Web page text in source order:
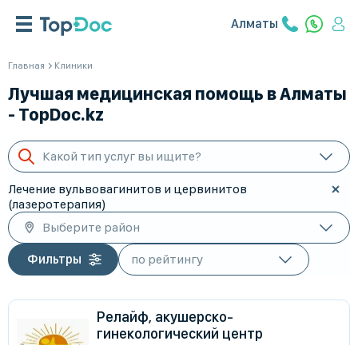
Алматы
Главная Клиники
Лучшая медицинская помощь в Алматы
- TopDoc.kz
Какой тип услуг вы ищите?
Лечение вульвовагинитов и цервинитов
(лазеротерапия)
Выберите район
Фильтры
Релайф, акушерско-
гинекологический центр